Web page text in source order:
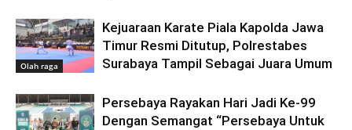
Olah raga
Kejuaraan Karate Piala Kapolda Jawa
Timur Resmi Ditutup, Polrestabes
Surabaya Tampil Sebagai Juara Umum
Persebaya Rayakan Hari Jadi Ke-99
Dengan Semangat “Persebaya Untuk